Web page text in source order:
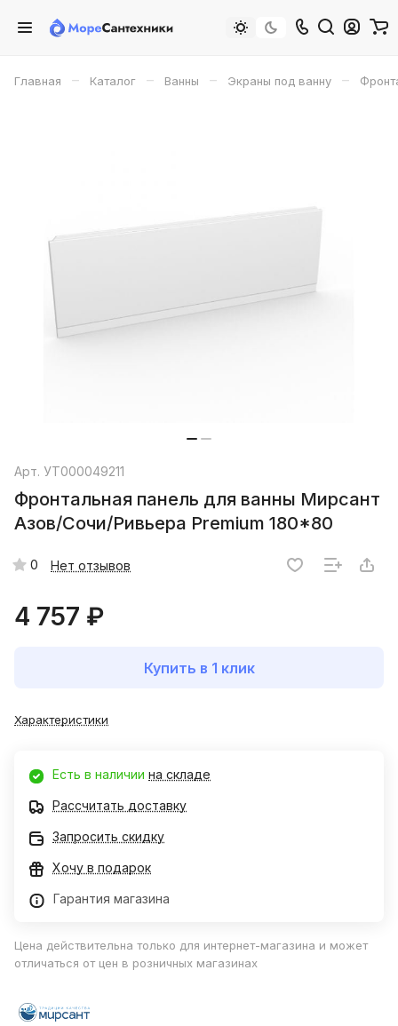
Главная – Каталог – Ванны – Экраны под ванну –
Арт. УТ000049211
Фронтальная панель для ванны Мирсант
Азов/Сочи/Ривьера Premium 180*80
0 Нет отзывов
4 757 ₽
Купить в 1 клик
Характеристики
Есть в наличии на складе
Рассчитать доставку
Запросить скидку
Хочу в подарок
Гарантия магазина
Цена действительна только для интернет-магазина и может
отличаться от цен в розничных магазинах